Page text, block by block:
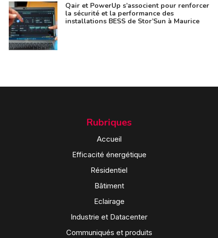
Qair et PowerUp s’associent pour renforcer
la sécurité et la performance des
installations BESS de Stor’Sun à Maurice
Rubriques
Accueil
Efficacité énergétique
Résidentiel
Bâtiment
Eclairage
Industrie et Datacenter
Communiqués et produits